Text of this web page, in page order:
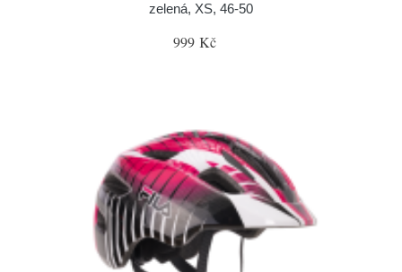
zelená, XS, 46-50
999 Kč